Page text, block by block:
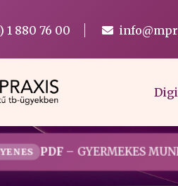
1 880 76 00
PDF– GYERMEKES